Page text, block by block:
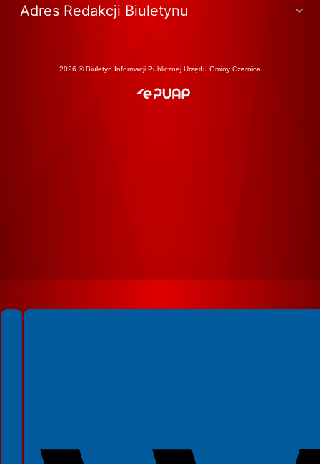
Adres Redakcji Biuletynu
2026 © Biuletyn Informacji Publicznej Urzędu Gminy Czernica
Spełniamy standardy WCAG 2.2
Spełniamy standardy W3C